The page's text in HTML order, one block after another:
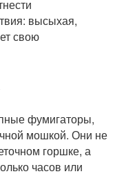
высыхая,
свою
фумигаторы,
мошкой. Они не
горшке, а
часов или